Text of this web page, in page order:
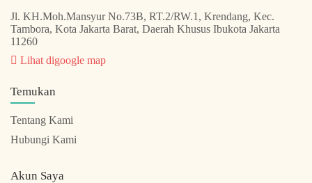
Jl. KH.Moh.Mansyur No.73B, RT.2/RW.1, Krendang, Kec.
Tambora, Kota Jakarta Barat, Daerah Khusus Ibukota Jakarta
11260
Lihat digoogle map
Temukan
Tentang Kami
Hubungi Kami
Akun Saya